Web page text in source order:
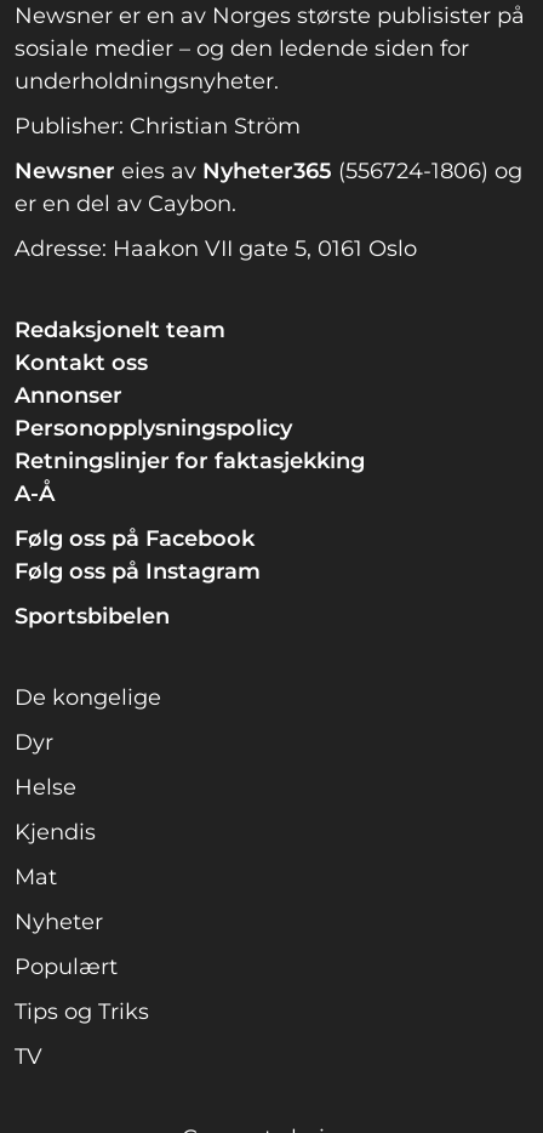
Newsner er en av Norges største publisister på
sosiale medier – og den ledende siden for
underholdningsnyheter.
Publisher: Christian Ström
Newsner eies av Nyheter365 (556724-1806) og
er en del av Caybon.
Adresse: Haakon VII gate 5, 0161 Oslo
Redaksjonelt team
Kontakt oss
Annonser
Personopplysningspolicy
Retningslinjer for faktasjekking
A-Å
Følg oss på Facebook
Følg oss på Instagram
Sportsbibelen
De kongelige
Dyr
Helse
Kjendis
Mat
Nyheter
Populært
Tips og Triks
TV